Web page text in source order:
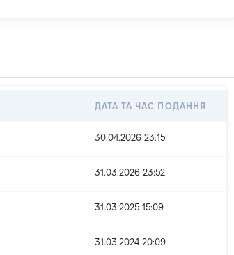
ДАТА ТА ЧАС ПОДАННЯ
30.04.2026 23:15
31.03.2026 23:52
31.03.2025 15:09
31.03.2024 20:09